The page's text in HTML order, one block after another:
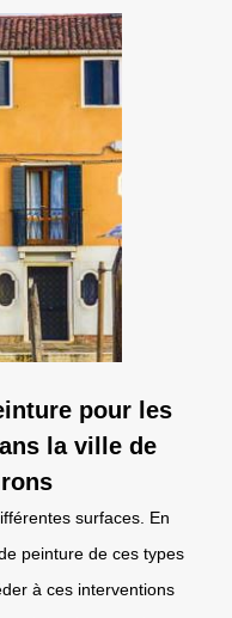
pour les
la ville de
surfaces. En
peinture de ces types
à ces interventions